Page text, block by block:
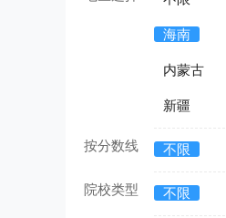
海南
内蒙古
新疆
按分数线 不限
院校类型 不限